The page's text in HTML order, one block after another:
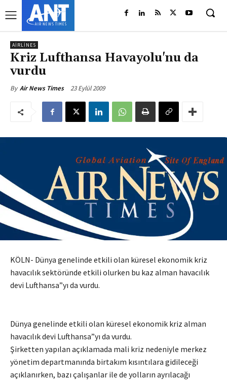
AIRLINES
Kriz Lufthansa Havayolu'nu da
vurdu
By Air News Times 23 Eylül 2009
KÖLN- Dünya genelinde etkili olan küresel ekonomik kriz
havacılık sektöründe etkili olurken bu kaz alman havacılık
devi Lufthansa”yı da vurdu.
Dünya genelinde etkili olan küresel ekonomik kriz alman
havacılık devi Lufthansa”yı da vurdu.
Şirketten yapılan açıklamada mali kriz nedeniyle merkez
yönetim departmanında birtakım kısıntılara gidileceği
açıklanırken, bazı çalışanlar ile de yolların ayrılacağı